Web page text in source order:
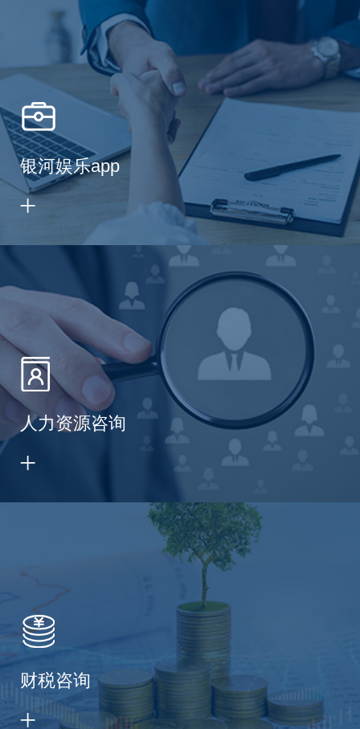
银河娱乐app
人力资源咨询
财税咨询